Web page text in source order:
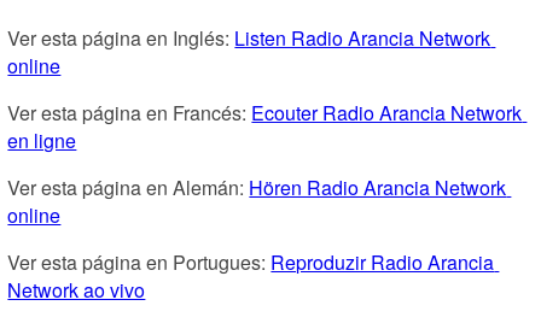
Ver esta página en Inglés: Listen Radio Arancia Network
online
Ver esta página en Francés: Ecouter Radio Arancia Network
en ligne
Ver esta página en Alemán: Hören Radio Arancia Network
online
Ver esta página en Portugues: Reproduzir Radio Arancia
Network ao vivo